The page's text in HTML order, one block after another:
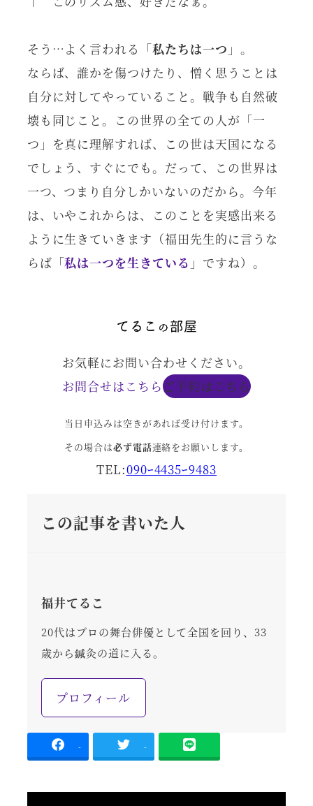
そう…よく言われる「私たちは一つ 」。
ならば、誰かを傷つけたり、憎く思うことは
自分に対してやっていること。戦争も自然破
壊も同じこと。この世界の全ての人が「一
つ」を真に理解すれば、この世は天国になる
でしょう、すぐにでも。だって、この世界は
一つ、つまり自分しかいないのだから。今年
は、いやこれからは、このことを実感出来る
ように生きていきます（福田先生的に言うな
らば「私は一つを生きている 」ですね）。
お気軽にお問い合わせください。
お問合せはこちらご予約はこちら
当日申込みは空きがあれば受け付けます。
その場合は必ず電話連絡をお願いします。
TEL:090ｰ4435ｰ9483
この記事を書いた人
福井てるこ
20代はプロの舞台俳優として全国を回り、33
歳から鍼灸の道に入る。
プロフィール
- -